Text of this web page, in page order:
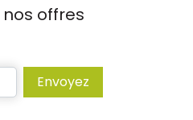
offres
Envoyez